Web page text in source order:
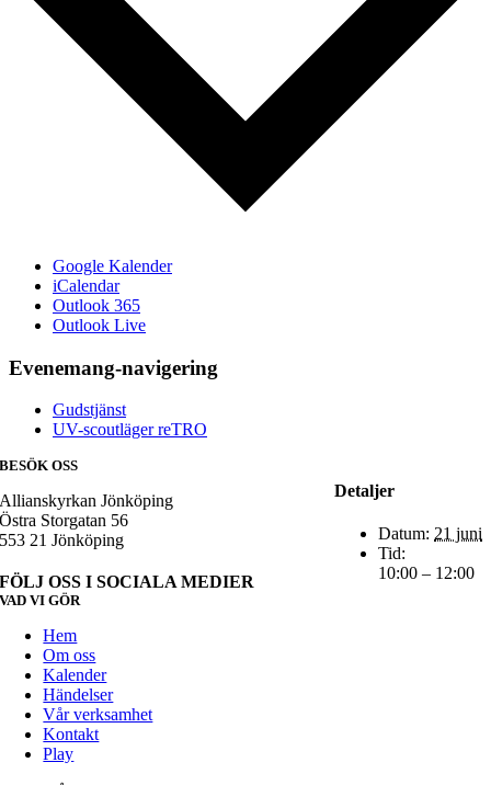
Google Kalender
iCalendar
Outlook 365
Outlook Live
Evenemang-navigering
Gudstjänst
UV-scoutläger reTRO
Detaljer
Datum: 21 juni
Tid:
10:00 – 12:00
BESÖK OSS
Allianskyrkan Jönköping
Östra Storgatan 56
553 21 Jönköping
FÖLJ OSS I SOCIALA MEDIER
VAD VI GÖR
Hem
Om oss
Kalender
Händelser
Vår verksamhet
Kontakt
Play